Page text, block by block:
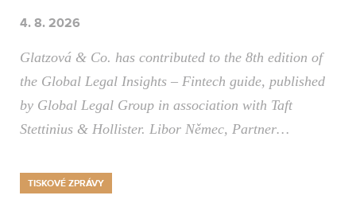
4. 8. 2026
Glatzová & Co. has contributed to the 8th edition of
the Global Legal Insights – Fintech guide, published
by Global Legal Group in association with Taft
Stettinius & Hollister. Libor Němec, Partner…
TISKOVÉ ZPRÁVY